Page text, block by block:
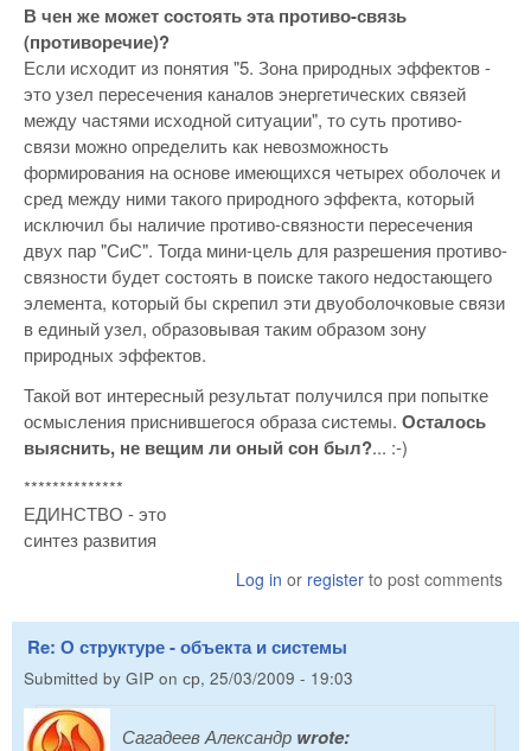
В чен же может состоять эта противо-связь
(противоречие)?
Если исходит из понятия "5. Зона природных эффектов -
это узел пересечения каналов энергетических связей
между частями исходной ситуации", то суть противо-
связи можно определить как невозможность
формирования на основе имеющихся четырех оболочек и
сред между ними такого природного эффекта, который
исключил бы наличие противо-связности пересечения
двух пар "СиС". Тогда мини-цель для разрешения противо-
связности будет состоять в поиске такого недостающего
элемента, который бы скрепил эти двуоболочковые связи
в единый узел, образовывая таким образом зону
природных эффектов.
Такой вот интересный результат получился при попытке
осмысления приснившегося образа системы. Осталось
выяснить, не вещим ли оный сон был?... :-)
**************
ЕДИНСТВО - это
синтез развития
Log in or register to post comments
Re: О структуре - объекта и системы
Submitted by GIP on ср, 25/03/2009 - 19:03
Сагадеев Александр wrote: